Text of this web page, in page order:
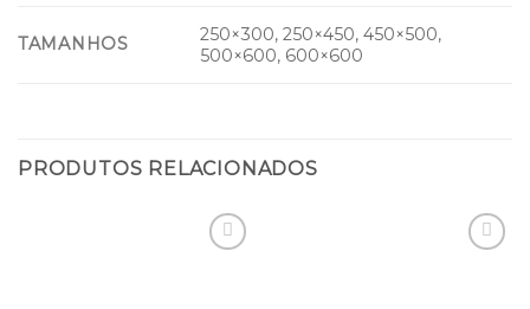
TAMANHOS
250×300, 250×450, 450×500,
500×600, 600×600
PRODUTOS RELACIONADOS